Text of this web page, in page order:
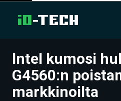
UUTISET
ARTIKKELIT
Intel kumosi
G4560:n
markkinoilta